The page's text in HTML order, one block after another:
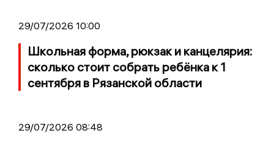
29/07/2026 10:00
Школьная форма, рюкзак и канцелярия:
сколько стоит собрать ребёнка к 1
сентября в Рязанской области
29/07/2026 08:48